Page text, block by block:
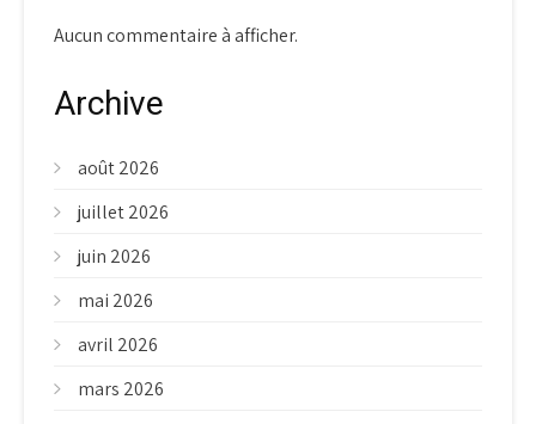
Aucun commentaire à afficher.
Archive
août 2026
juillet 2026
juin 2026
mai 2026
avril 2026
mars 2026